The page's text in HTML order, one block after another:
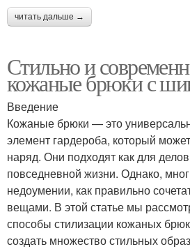
читать дальше →
Стильно и
кожаные брюки с
Введение
Кожаные брюки — это
элемент гардероба, который
наряд. Они подходят как для
повседневной жизни. Однако,
недоумении, как правильно
вещами. В этой статье мы
способы стилизации кожаных
создать множество стильных